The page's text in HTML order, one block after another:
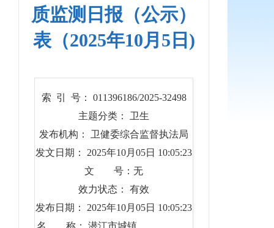
质监测日报（公示）
表（2025年10月5日)
索 引 号： 011396186/2025-32498
主题分类： 卫生
发布机构： 卫健委综合监督执法局
发文日期： 2025年10月05日 10:05:23
文 号：无
效力状态： 有效
发布日期： 2025年10月05日 10:05:23